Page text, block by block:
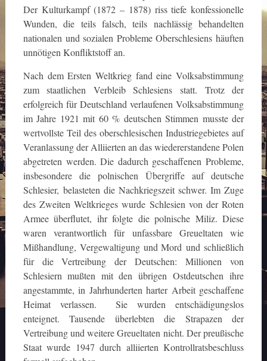
Der Kulturkampf (1872 – 1878) riss tiefe konfessionelle
Wunden, die teils falsch, teils nachlässig behandelten
nationalen und sozialen Probleme Oberschlesiens häuften
unnötigen Konfliktstoff an.
Nach dem Ersten Weltkrieg fand eine Volksabstimmung
zum staatlichen Verbleib Schlesiens statt. Trotz der
erfolgreich für Deutschland verlaufenen Volksabstimmung
im Jahre 1921 mit 60 % deutschen Stimmen musste der
wertvollste Teil des oberschlesischen Industriegebietes auf
Veranlassung der Alliierten an das wiedererstandene Polen
abgetreten werden. Die dadurch geschaffenen Probleme,
insbesondere die polnischen Übergriffe auf deutsche
Schlesier, belasteten die Nachkriegszeit schwer. Im Zuge
des Zweiten Weltkrieges wurde Schlesien von der Roten
Armee überflutet, ihr folgte die polnische Miliz. Diese
waren verantwortlich für unfassbare Greueltaten wie
Mißhandlung, Vergewaltigung und Mord und schließlich
für die Vertreibung der Deutschen: Millionen von
Schlesiern mußten mit den übrigen Ostdeutschen ihre
angestammte, in Jahrhunderten harter Arbeit geschaffene
Heimat verlassen. Sie wurden entschädigungslos
enteignet. Tausende überlebten die Strapazen der
Vertreibung und weitere Greueltaten nicht. Der preußische
Staat wurde 1947 durch alliierten Kontrollratsbeschluss